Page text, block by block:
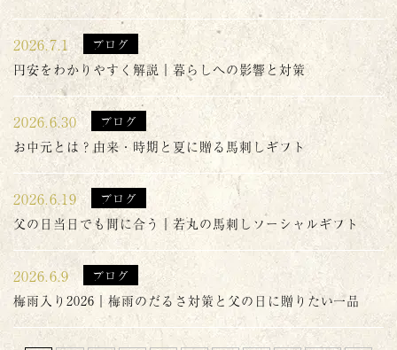
2026.7.1 ブログ
円安をわかりやすく解説｜暮らしへの影響と対策
2026.6.30 ブログ
お中元とは？由来・時期と夏に贈る馬刺しギフト
2026.6.19 ブログ
父の日当日でも間に合う｜若丸の馬刺しソーシャルギフト
2026.6.9 ブログ
梅雨入り2026｜梅雨のだるさ対策と父の日に贈りたい一品